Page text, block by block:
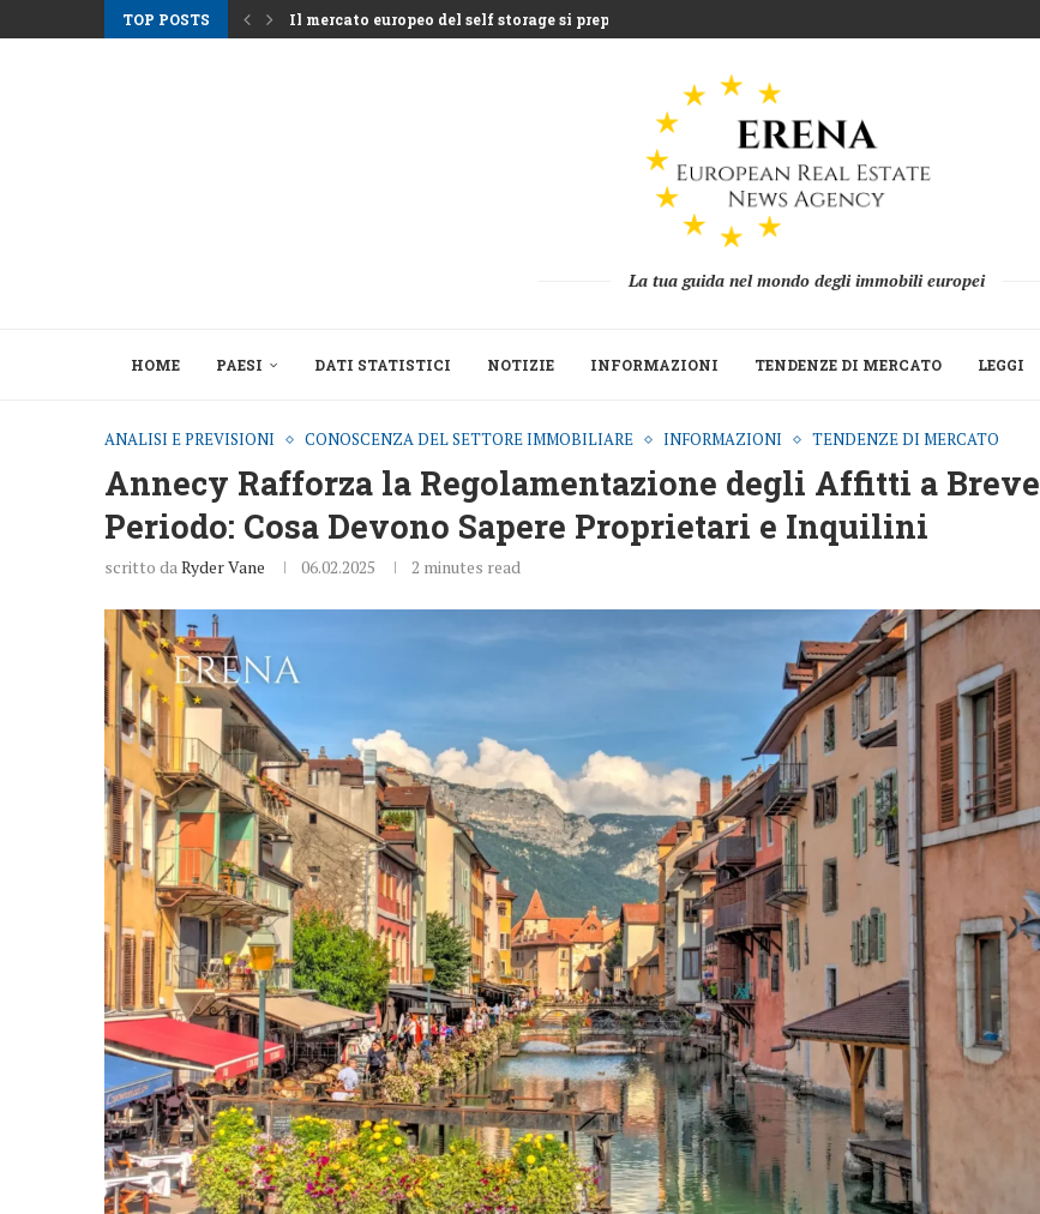
TOP POSTS
Il mercato europeo del self storage si prepara...
La tua guida nel mondo degli immobili europei
HOME PAESI DATI STATISTICI NOTIZIE INFORMAZIONI TENDENZE DI MERCATO LEGGI
ANALISI E PREVISIONI CONOSCENZA DEL SETTORE IMMOBILIARE INFORMAZIONI TENDENZE DI MERCATO
Annecy Rafforza la Regolamentazione degli Affitti a Breve
Periodo: Cosa Devono Sapere Proprietari e Inquilini
scritto daRyder Vane 06.02.2025 2 minutes read